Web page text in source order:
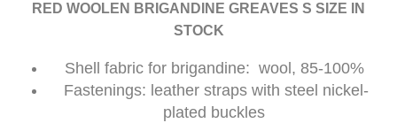
RED WOOLEN BRIGANDINE GREAVES S SIZE IN
STOCK
Shell fabric for brigandine: wool, 85-100%
Fastenings: leather straps with steel nickel-
plated buckles